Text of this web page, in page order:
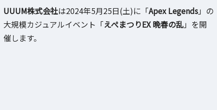
UUUM株式会社は2024年5月25日(土)に「Apex Legends」の
大規模カジュアルイベント「えぺまつりEX 晩春の乱」を開
催します。